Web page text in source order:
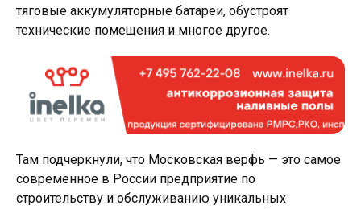
тяговые аккумуляторные батареи, обустроят
технические помещения и многое другое.
Там подчеркнули, что Московская верфь — это самое
современное в России предприятие по
строительству и обслуживанию уникальных